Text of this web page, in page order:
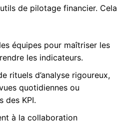
de pilotage financier. Cela
équipes pour maîtriser les
les indicateurs.
rituels d’analyse rigoureux,
quotidiennes ou
des KPI.
à la collaboration